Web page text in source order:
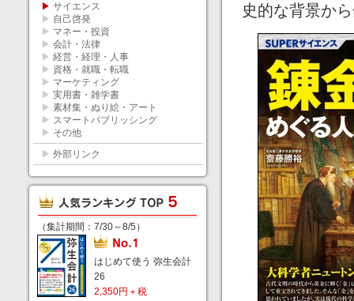
▶ サイエンス
▶ 自己啓発
▶ マネー・投資
▶ 会計・法律
▶ 経営・経理・人事
▶ 資格・就職・転職
▶ マーケティング
▶ 実用書・雑学書
▶ 素材集・ぬり絵・アート
▶ スマートパブリッシング
▶ その他
▶ 外部リンク
（集計期間：7/30～8/5）
はじめて使う 弥生会計
26
2,350円＋税
史的な背景か